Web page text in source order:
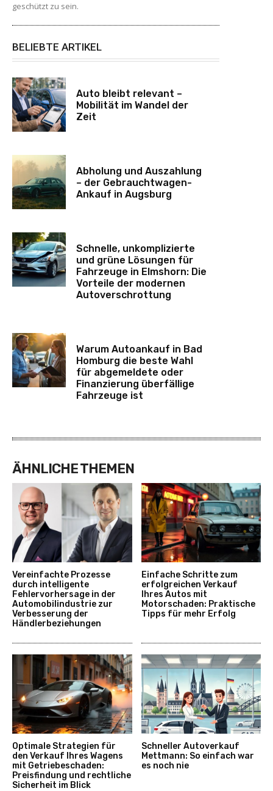
geschützt zu sein.
BELIEBTE ARTIKEL
Auto bleibt relevant –
Mobilität im Wandel der
Zeit
Abholung und Auszahlung
– der Gebrauchtwagen-
Ankauf in Augsburg
Schnelle, unkomplizierte
und grüne Lösungen für
Fahrzeuge in Elmshorn: Die
Vorteile der modernen
Autoverschrottung
Warum Autoankauf in Bad
Homburg die beste Wahl
für abgemeldete oder
Finanzierung überfällige
Fahrzeuge ist
ÄHNLICHE THEMEN
Vereinfachte Prozesse
durch intelligente
Fehlervorhersage in der
Automobilindustrie zur
Verbesserung der
Händlerbeziehungen
Einfache Schritte zum
erfolgreichen Verkauf
Ihres Autos mit
Motorschaden: Praktische
Tipps für mehr Erfolg
Optimale Strategien für
den Verkauf Ihres Wagens
mit Getriebeschaden:
Preisfindung und rechtliche
Sicherheit im Blick
Schneller Autoverkauf
Mettmann: So einfach war
es noch nie